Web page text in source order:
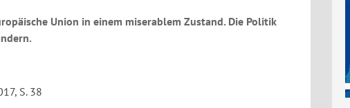
Union in einem miserablem Zustand. Die Politik
S. 38